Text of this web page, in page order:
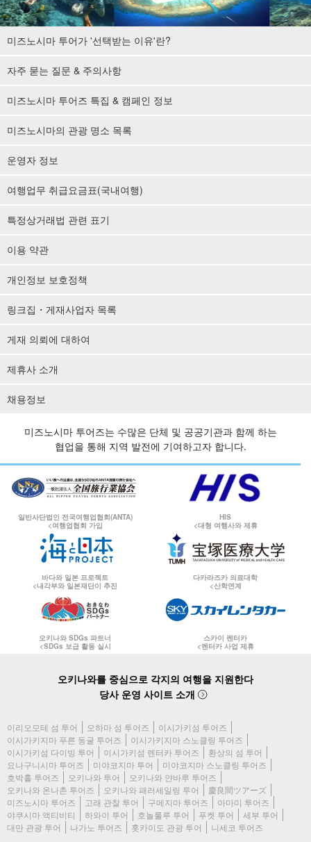
미즈노시마 투어가 '선택받는 이유'란?
자주 묻는 질문 & 주의사항
미즈노시마 투어즈 특집 & 캠페인 정보
미즈노시마의 관광 명소 목록
운영자 정보
여행업무 취급요금표(국내여행)
특정상거래법 관련 표기
이용 약관
개인정보 보호정책
링크집・게재사업자 목록
게재 의뢰에 대하여
제휴사 소개
채용정보
미즈노시마 투어즈는 수많은 단체 및 공공기관과 함께 하는
협업을 통해 지역 발전에 기여하고자 합니다.
일반사단법인 전국여행업협회(ANTA)
<여행업협회 가입
HIS
<대형 여행사와 제휴
바다와 일본 프로젝트
<내각부와 일본재단이 추진
다카라즈카 의료대학
<산학연계
오키나와 SDGs 파트너
<SDGs 보급 활동 실시
스카이 렌터카
<렌터카 사업 제휴
오키나와를 중심으로 각지의 여행을 지원한다
당사 운영 사이트 소개
이리오모테 섬 투어 오하마 섬 투어즈
이시가키섬 투어즈
이시가키지마 푸른 동굴 투어즈
이시가키지마 스노클링 투어즈
이시가키섬 다이빙 투어
이시가키섬 렌터카 투어즈
환상의 섬 투어
요나구니시마 투어즈
미야코지마 투어
미야코지마 스노클링 투어즈
호박홀 투어즈
오키나와 투어
오키나와 얀바루 투어즈
오키나와 온나촌 투어즈
오키나와 패러세일링 투어
慶良間ツアーズ
미즈노시마 투어즈
고래 관찰 투어 구메지마 투어즈
아마미 투어즈
야쿠시마 액티비티
하와이 투어 호놀룰루 투어 푸켓 투어
세부 투어
대만 관광 투어
나가노 투어즈 홋카이도 관광 투어 니세코 투어즈